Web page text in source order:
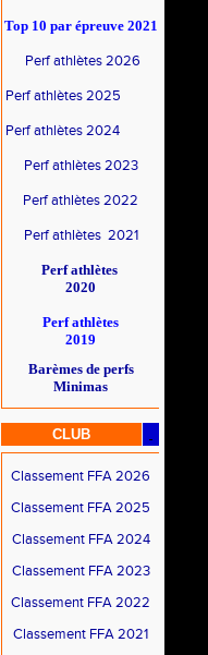
Top 10 par épreuve2021
Perf athlètes 2026
Perf athlètes 2025
Perf athlètes 2024
Perf athlètes 2023
Perf athlètes 2022
Perf athlètes 2021
Perf athlètes
2020
Perf athlètes
2019
Barèmes de perfs
Minimas
CLUB
Classement FFA 2026
Classement FFA 2025
Classement FFA 2024
Classement FFA 2023
Classement FFA 2022
Classement FFA 2021